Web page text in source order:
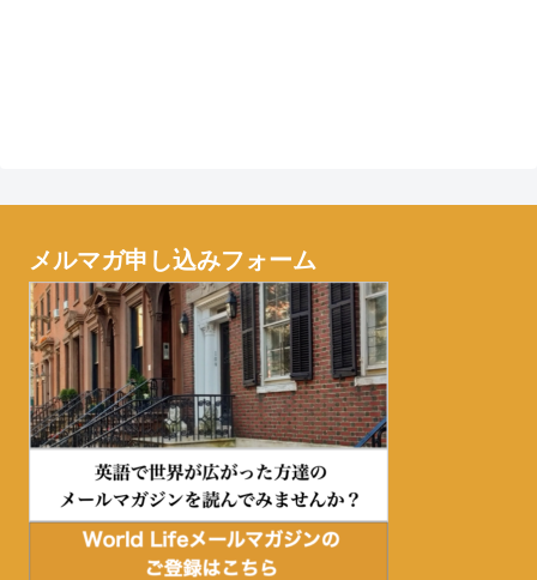
メルマガ申し込みフォーム